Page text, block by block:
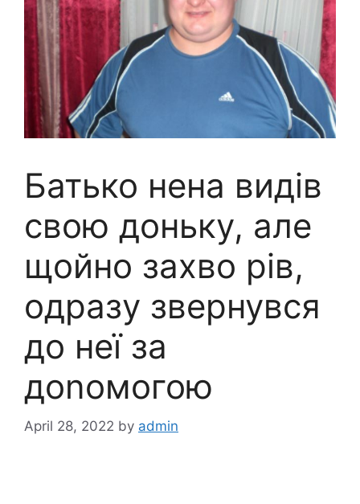
Батько нена видів
свою доньку, але
щойно захво рів,
одразу звернувся
до неї за
доnомогою
April 28, 2022 by admin